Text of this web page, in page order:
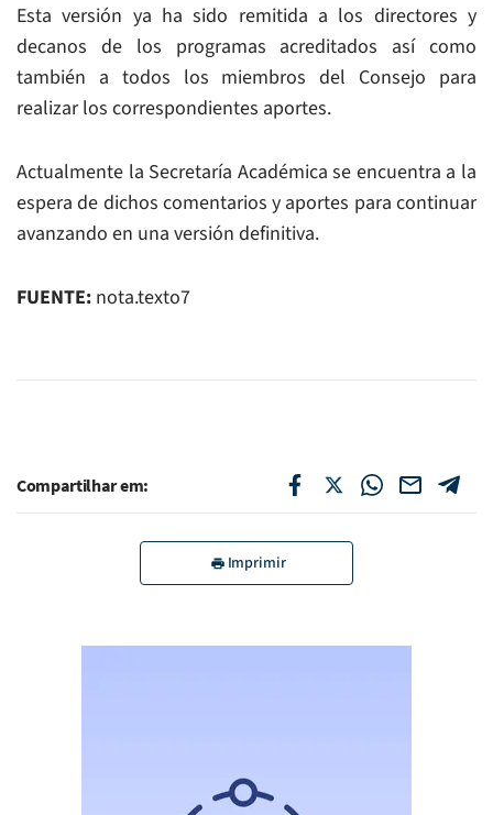
Esta versión ya ha sido remitida a los directores y
decanos de los programas acreditados así como
también a todos los miembros del Consejo para
realizar los correspondientes aportes.
Actualmente la Secretaría Académica se encuentra a la
espera de dichos comentarios y aportes para continuar
avanzando en una versión definitiva.
FUENTE: nota.texto7
Compartilhar em:
Imprimir